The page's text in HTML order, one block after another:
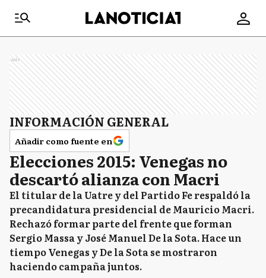
Ads
INFORMACIÓN GENERAL
Añadir como fuente en
Elecciones 2015: Venegas no
descartó alianza con Macri
El titular de la Uatre y del Partido Fe respaldó la
precandidatura presidencial de Mauricio Macri.
Rechazó formar parte del frente que forman
Sergio Massa y José Manuel De la Sota. Hace un
tiempo Venegas y De la Sota se mostraron
haciendo campaña juntos.